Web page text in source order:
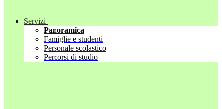
Servizi
Panoramica
Famiglie e studenti
Personale scolastico
Percorsi di studio